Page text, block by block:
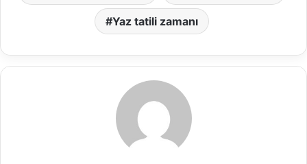
Yaz tatili zamanı